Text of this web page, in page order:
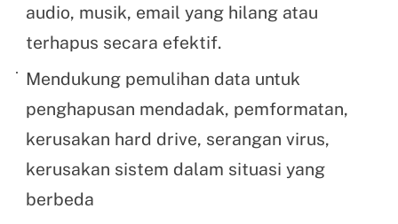
audio, musik, email yang hilang atau
terhapus secara efektif.
Mendukung pemulihan data untuk
penghapusan mendadak, pemformatan,
kerusakan hard drive, serangan virus,
kerusakan sistem dalam situasi yang
berbeda